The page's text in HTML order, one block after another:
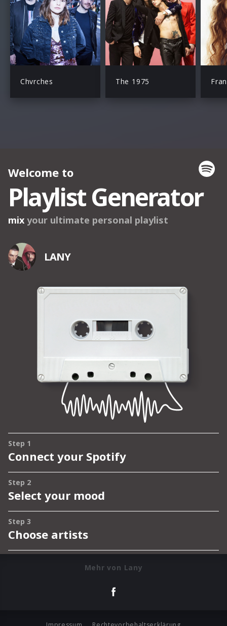
Chvrches The 1975
Mehr von Lany